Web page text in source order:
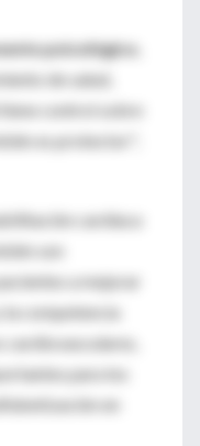
psicológico
de salud,
control sobre
es protector",
cardíaca
son
a mejorar
la competencia
para los
en